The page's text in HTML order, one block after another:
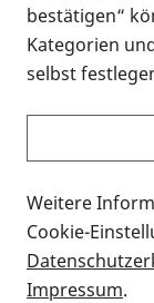
Alle
Formaten
Sie möchten
suchen und
können?
Thema
für blinde und
Auf dieser
bestätigen“
Kategorien
selbst
Weitere
Cookie-
Impressum.